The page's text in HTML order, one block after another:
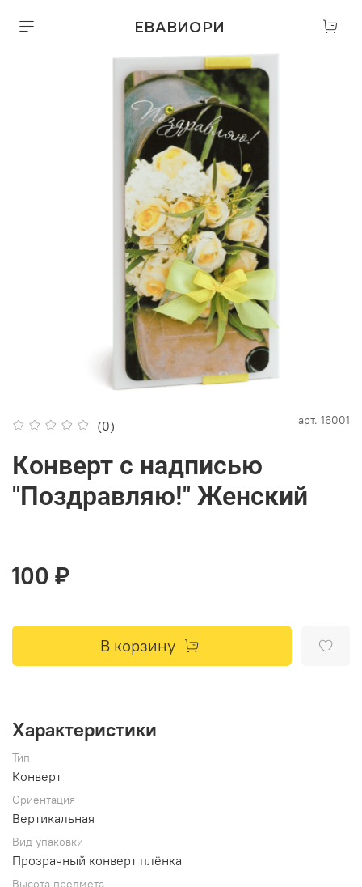
ЕВАВИОРИ
(0) арт. 16001
Конверт с надписью
"Поздравляю!" Женский
100 ₽
В корзину
Характеристики
Тип
Конверт
Ориентация
Вертикальная
Вид упаковки
Прозрачный конверт плёнка
Высота предмета